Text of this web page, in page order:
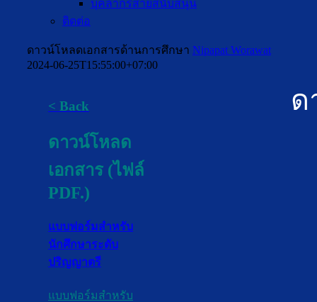
บุคลากรสายสนับสนุน
ติดต่อ
ดาวน์โหลดเอกสารด้านการศึกษา Nipapat Worawat
2024-06-25T15:55:00+07:00
ด
< Back
ดาวน์โหลด
เอกสาร (ไฟล์
PDF.)
แบบฟอร์มสำหรับ
นักศึกษาระดับ
ปริญญาตรี
แบบฟอร์มสำหรับ